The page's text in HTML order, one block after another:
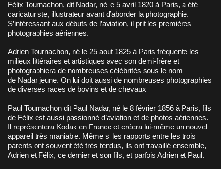
Félix Tournachon, dit Nadar, né le 5 avril 1820 à Paris, a été
caricaturiste, illustrateur avant d’aborder la photographie.
S’intéressant aux débuts de l’aviation, il prit les premières
photographies aériennes.
Adrien Tournachon, né le 25 aout 1825 à Paris fréquente les
milieux littéraires et artistiques avec son demi-frère et
photographiera de nombreuses célébrités sous le nom
de Nadar jeune. On lui doit aussi de nombreuses photographies
de diverses races de bovins et de chevaux.
Paul Tournachon dit Paul Nadar, né le 8 février 1856 à Paris, fils
de Félix est aussi passionné d’aviation et de photos aériennes.
Il représentera Kodak en France et créera lui-même un nouvel
appareil très maniable. Même si les rapports entre les trois
parents ont souvent été très tendus, ils ont travaillé ensemble,
Adrien et Félix, ce dernier et son fils, et parfois Adrien et Paul.